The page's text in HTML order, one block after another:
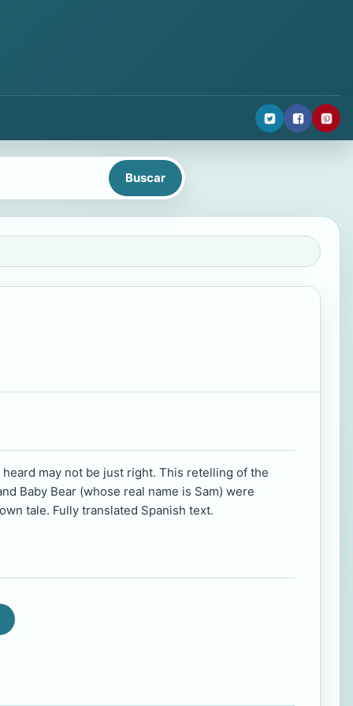
may not be just right. This retelling of the
Baby Bear (whose real name is Sam) were
tale. Fully translated Spanish text.